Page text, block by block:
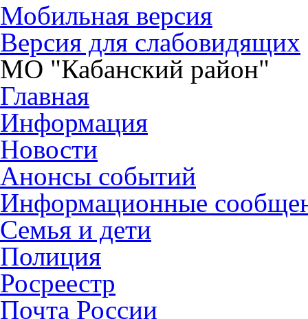
Мобильная версия
Версия для слабовидящих
МО "Кабанский район"
Главная
Информация
Новости
Анонсы событий
Информационные
Семья и дети
Полиция
Росреестр
Почта России